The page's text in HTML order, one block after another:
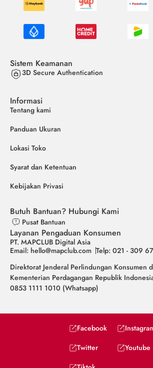
Sistem Keamanan
3D Secure Authentication
Informasi
Tentang kami
Panduan Ukuran
Lokasi Toko
Syarat dan Ketentuan
Kebijakan Privasi
Butuh Bantuan? Hubungi Kami
Pusat Bantuan
Layanan Pengaduan Konsumen
PT. MAPCLUB Digital Asia
Email: hello@mapclub.com Telp: 021 - 309
Direktorat Jenderal Perlindungan Konsumen
Kementerian Perdagangan Republik
0853 1111 1010 (Whatsapp)
Facebook
Twitter
Youtube